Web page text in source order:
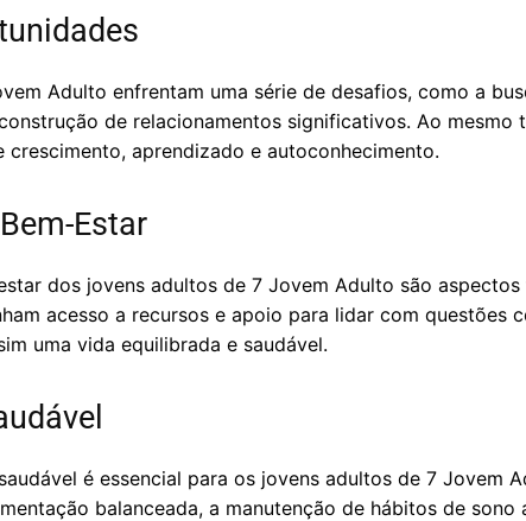
Adulto enfrentam uma série de desafios, como a
de relacionamentos significativos. Ao mesmo
aprendizado e autoconhecimento.
Estar
dos jovens adultos de 7 Jovem Adulto são
acesso a recursos e apoio para lidar com questões
uma vida equilibrada e saudável.
é essencial para os jovens adultos de 7 Jovem
balanceada, a manutenção de hábitos de